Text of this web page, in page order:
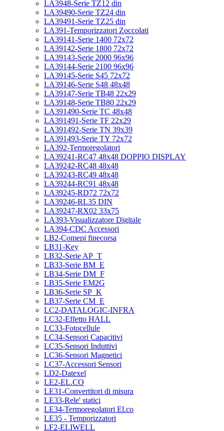
LA3948-Serie TZ12 din
LA39490-Serie TZ24 din
LA39491-Serie TZ25 din
LA391-Temporizzatori Zoccolati
LA39141-Serie 1400 72x72
LA39142-Serie 1800 72x72
LA39143-Serie 2000 96x96
LA39144-Serie 2100 96x96
LA39145-Serie S45 72x72
LA39146-Serie S48 48x48
LA39147-Serie TB48 22x29
LA39148-Serie TB80 22x29
LA391490-Serie TC 48x48
LA391491-Serie TF 22x29
LA391492-Serie TN 39x39
LA391493-Serie TY 72x72
LA392-Termoregolatori
LA39241-RC47 48x48 DOPPIO DISPLAY
LA39242-RC48 48x48
LA39243-RC49 48x48
LA39244-RC91 48x48
LA39245-RD72 72x72
LA39246-RL35 DIN
LA39247-RX02 33x75
LA393-Visualizzatore Digitale
LA394-CDC Accessori
LB2-Comepi finecorsa
LB31-Key
LB32-Serie AP_T
LB33-Serie BM_E
LB34-Serie DM_F
LB35-Serie EM2G
LB36-Serie SP_K
LB37-Serie CM_E
LC2-DATALOGIC-INFRA
LC32-Effetto HALL
LC33-Fotocellule
LC34-Sensori Capacitivi
LC35-Sensori Induttivi
LC36-Sensori Magnetici
LC37-Accessori Sensori
LD2-Datexel
LE2-EL.CO
LE31-Convertitori di misura
LE33-Rele' statici
LE34-Termoregolatori El.co
LE35 - Temporizzatori
LF2-ELIWELL